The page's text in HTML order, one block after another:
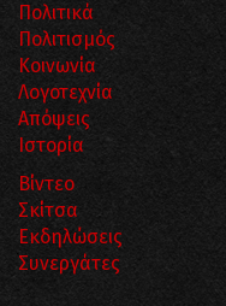
Πολιτικά
Πολιτισμός
Κοινωνία
Λογοτεχνία
Απόψεις
Ιστορία
Βίντεο
Σκίτσα
Εκδηλώσεις
Συνεργάτες